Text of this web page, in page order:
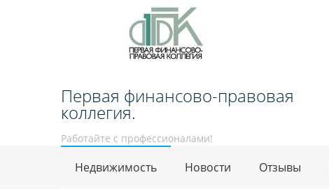
Первая финансово-правовая
коллегия.
Работайте с профессионалами!
Недвижимость Новости Отзывы